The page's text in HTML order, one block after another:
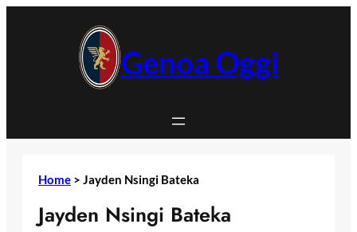
Genoa Oggi
Home > Jayden Nsingi Bateka
Jayden Nsingi Bateka